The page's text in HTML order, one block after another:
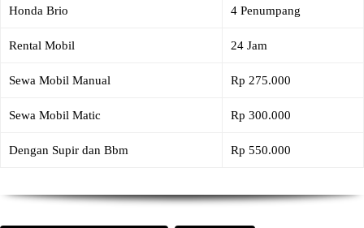
Honda Brio 4 Penumpang
Rental Mobil 24 Jam
Sewa Mobil Manual Rp 275.000
Sewa Mobil Matic Rp 300.000
Dengan Supir dan Bbm Rp 550.000